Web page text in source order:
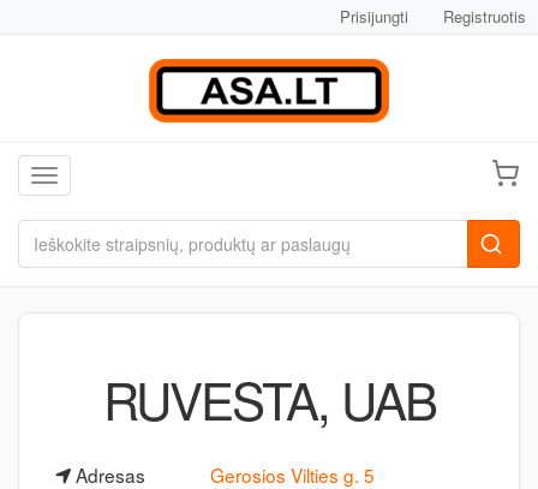
Prisijungti Registruotis
Toggle navigation
RUVESTA, UAB
Adresas
Gerosios Vilties g. 5